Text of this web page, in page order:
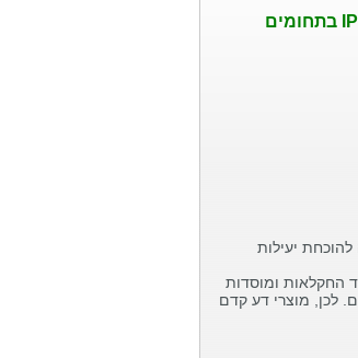
בתחומים
להוכחת יעילות
החקלאות ומוסדות
לכן, מוצרי דע קדם